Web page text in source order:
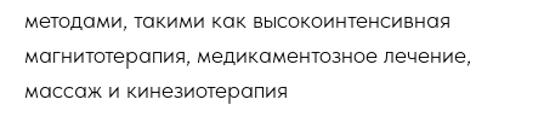
методами, такими как высокоинтенсивная
магнитотерапия, медикаментозное лечение,
массаж и кинезиотерапия